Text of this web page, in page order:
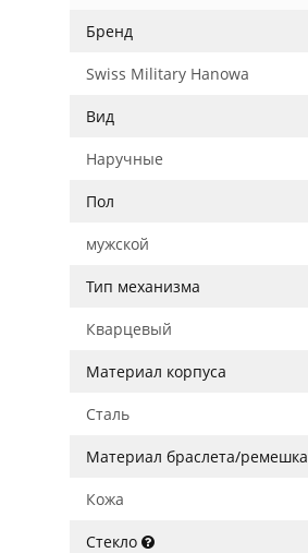
Бренд
Swiss Military Hanowa
Вид
Наручные
Пол
мужской
Тип механизма
Кварцевый
Материал корпуса
Сталь
Материал браслета/ремешка
Кожа
Стекло